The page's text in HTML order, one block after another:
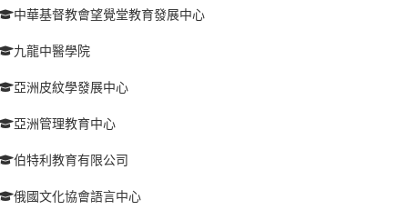
中華基督教會望覺堂教育發展中心
九龍中醫學院
亞洲皮紋學發展中心
亞洲管理教育中心
伯特利教育有限公司
俄國文化協會語言中心